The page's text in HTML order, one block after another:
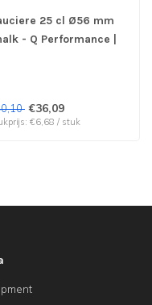
25 cl Ø56 mm
- Q Performance |
€36,09
€6,68 / stuk